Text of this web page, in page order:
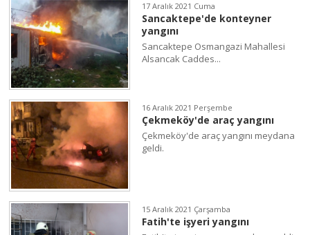
17 Aralık 2021 Cuma
Sancaktepe'de konteyner
yangını
Sancaktepe Osmangazi Mahallesi
Alsancak Caddes...
16 Aralık 2021 Perşembe
Çekmeköy'de araç yangını
Çekmeköy'de araç yangını meydana
geldi.
15 Aralık 2021 Çarşamba
Fatih'te işyeri yangını